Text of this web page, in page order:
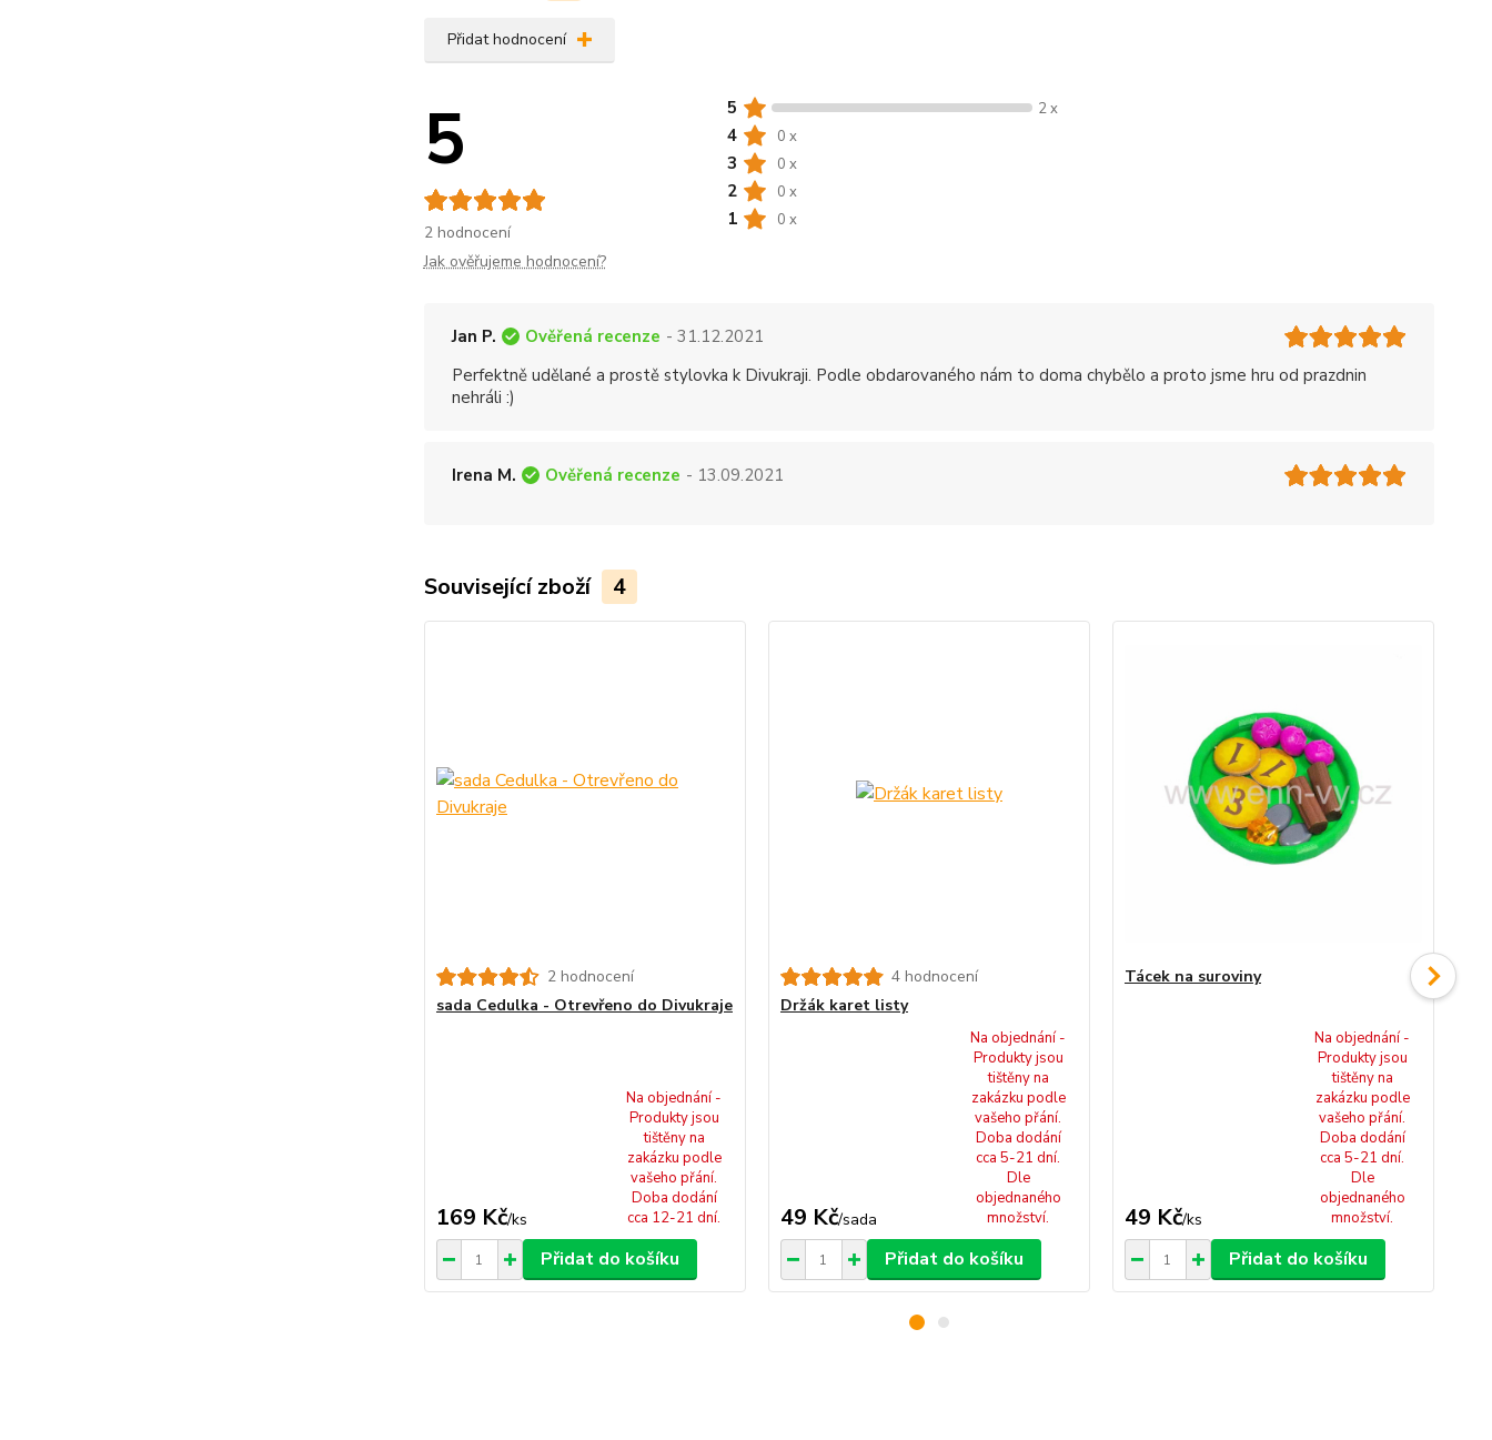
Přidat hodnocení
5
2 hodnocení
Jak ověřujeme hodnocení?
5 2 x
4 0 x
3 0 x
2 0 x
1 0 x
Jan P. Ověřená recenze - 31.12.2021
Perfektně udělané a prostě stylovka k Divukraji. Podle obdarovaného nám to doma chybělo a proto jsme hru od prazdnin
nehráli :)
Irena M. Ověřená recenze - 13.09.2021
Související zboží 4
2 hodnocení
sada Cedulka - Otrevřeno do Divukraje
169 Kč/ks
Na objednání -
Produkty jsou
tištěny na
zakázku podle
vašeho přání.
Doba dodání
cca 12-21 dní.
Přidat do košíku
4 hodnocení
Držák karet listy
49 Kč/sada
Na objednání -
Produkty jsou
tištěny na
zakázku podle
vašeho přání.
Doba dodání
cca 5-21 dní.
Dle
objednaného
množství.
Přidat do košíku
Tácek na suroviny
49 Kč/ks
Na objednání -
Produkty jsou
tištěny na
zakázku podle
vašeho přání.
Doba dodání
cca 5-21 dní.
Dle
objednaného
množství.
Přidat do košíku